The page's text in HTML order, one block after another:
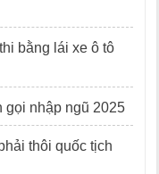
bằng lái xe ô tô
gọi nhập ngũ 2025
thôi quốc tịch